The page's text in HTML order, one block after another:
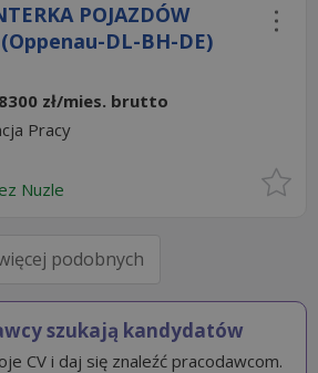
POJAZDÓW
(Oppenau-DL-BH-DE)
zł/mies. brutto
Pracy
Nuzle
podobnych
szukają kandydatów
CV i daj się znaleźć pracodawcom.